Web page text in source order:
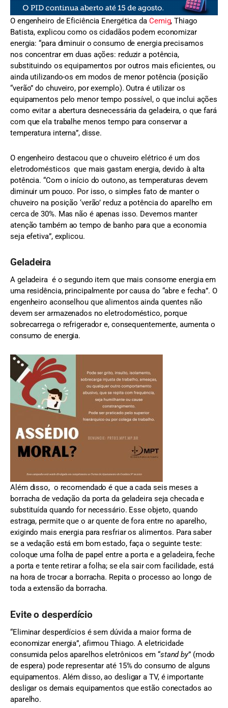
O engenheiro de Eficiência Energética da Cemig, Thiago
Batista, explicou como os cidadãos podem economizar
energia: “para diminuir o consumo de energia precisamos
nos concentrar em duas ações: reduzir a potência,
substituindo os equipamentos por outros mais eficientes, ou
ainda utilizando-os em modos de menor potência (posição
“verão” do chuveiro, por exemplo). Outra é utilizar os
equipamentos pelo menor tempo possível, o que inclui ações
como evitar a abertura desnecessária da geladeira, o que fará
com que ela trabalhe menos tempo para conservar a
temperatura interna”, disse.
O engenheiro destacou que o chuveiro elétrico é um dos
eletrodomésticos que mais gastam energia, devido à alta
potência. “Com o início do outono, as temperaturas devem
diminuir um pouco. Por isso, o simples fato de manter o
chuveiro na posição ‘verão’ reduz a potência do aparelho em
cerca de 30%. Mas não é apenas isso. Devemos manter
atenção também ao tempo de banho para que a economia
seja efetiva”, explicou.
Geladeira
A geladeira é o segundo item que mais consome energia em
uma residência, principalmente por causa do “abre e fecha”. O
engenheiro aconselhou que alimentos ainda quentes não
devem ser armazenados no eletrodoméstico, porque
sobrecarrega o refrigerador e, consequentemente, aumenta o
consumo de energia.
Além disso, o recomendado é que a cada seis meses a
borracha de vedação da porta da geladeira seja checada e
substituída quando for necessário. Esse objeto, quando
estraga, permite que o ar quente de fora entre no aparelho,
exigindo mais energia para resfriar os alimentos. Para saber
se a vedação está em bom estado, faça o seguinte teste:
coloque uma folha de papel entre a porta e a geladeira, feche
a porta e tente retirar a folha; se ela sair com facilidade, está
na hora de trocar a borracha. Repita o processo ao longo de
toda a extensão da borracha.
Evite o desperdício
“Eliminar desperdícios é sem dúvida a maior forma de
economizar energia”, afirmou Thiago. A eletricidade
consumida pelos aparelhos eletrônicos em “stand by” (modo
de espera) pode representar até 15% do consumo de alguns
equipamentos. Além disso, ao desligar a TV, é importante
desligar os demais equipamentos que estão conectados ao
aparelho.